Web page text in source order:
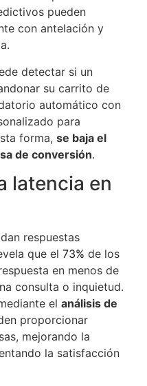
pueden
con antelación y
detectar si un
su carrito de
automático con
para
forma, se baja el
de conversión.
latencia en
respuestas
que el 73% de los
en menos de
consulta o inquietud.
el análisis de
proporcionar
mejorando la
la satisfacción